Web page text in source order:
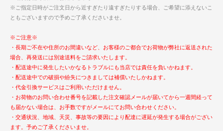
※ご指定日時がご注文日から近すぎたり遠すぎたりする場合、ご希望に添えないこ
ともございますので予めご了承くださいませ。
※ご注意※
・長期ご不在や住所のお間違いなど、お客様のご都合でお荷物が弊社に返送された
場合、再発送には別途送料をご請求いたします。
・配送途中に発生したいかなるトラブルにも当店では責任を負いかねます。
・配送途中での破損や紛失につきましては補償いたしかねます。
・代金引換サービスはご利用いただけません。
・お荷物のお問い合わせ番号を記載した注文確認メールが届いてから一週間経って
も届かない場合は、お手数ですがメールにてお問い合わせください。
・交通状況、地域、天災、事故等の要因により配達に遅延が発生する場合がござい
ます。予めご了承くださいませ。